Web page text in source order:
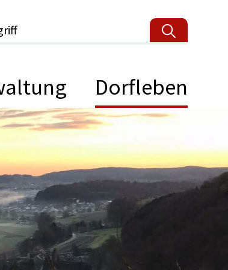
Dorfleben